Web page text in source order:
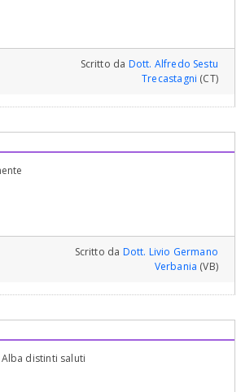
Scritto da Dott. Alfredo Sestu
Trecastagni (CT)
Scritto da Dott. Livio Germano
Verbania (VB)
distinti saluti